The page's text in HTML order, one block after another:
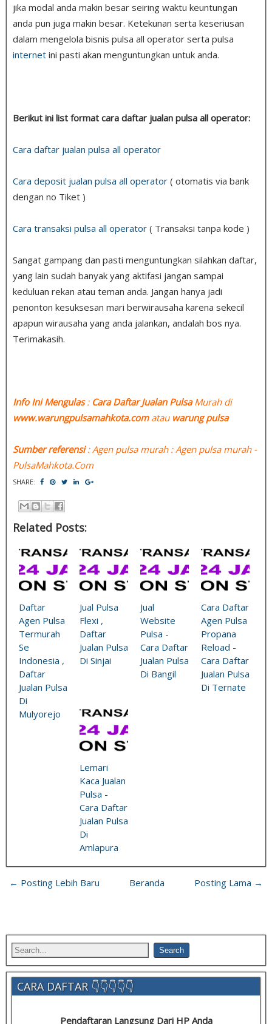
jika modal anda makin besar seiring waktu keuntungan
anda pun juga makin besar. Ketekunan serta keseriusan
dalam mengelola bisnis pulsa all operator serta pulsa
internet ini pasti akan menguntungkan untuk anda.
Berikut ini list format cara daftar jualan pulsa all operator:
Cara daftar jualan pulsa all operator
Cara deposit jualan pulsa all operator ( otomatis via bank
dengan no Tiket )
Cara transaksi pulsa all operator ( Transaksi tanpa kode )
Sangat gampang dan pasti menguntungkan silahkan daftar,
yang lain sudah banyak yang aktifasi jangan sampai
keduluan rekan atau teman anda. Jangan hanya jadi
penonton kesuksesan mari berwirausaha karena sekecil
apapun wirausaha yang anda jalankan, andalah bos nya.
Terimakasih.
Info Ini Mengulas: Cara Daftar Jualan PulsaMurah di
www.warungpulsamahkota.comatau warung pulsa
Sumber referensi: Agen pulsa murah : Agen pulsa murah -
PulsaMahkota.Com
SHARE:
Related Posts:
Daftar
Agen Pulsa
Termurah
Se
Indonesia ,
Daftar
Jualan Pulsa
Di
Mulyorejo
Jual Pulsa
Flexi ,
Daftar
Jualan Pulsa
Di Sinjai
Jual
Website
Pulsa -
Cara Daftar
Jualan Pulsa
Di Bangil
Cara Daftar
Agen Pulsa
Propana
Reload -
Cara Daftar
Jualan Pulsa
Di Ternate
Lemari
Kaca Jualan
Pulsa -
Cara Daftar
Jualan Pulsa
Di
Amlapura
← Posting Lebih Baru Posting Lama →
Beranda
CARA DAFTAR 👇👇👇👇👇
Pendaftaran Langsung Dari HP Anda